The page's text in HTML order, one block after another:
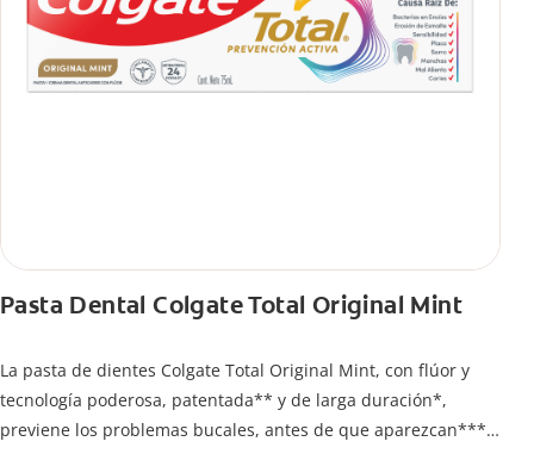
Pasta Dental Colgate Total Original Mint
La pasta de dientes Colgate Total Original Mint, con flúor y
tecnología poderosa, patentada** y de larga duración*,
previene los problemas bucales, antes de que aparezcan****.